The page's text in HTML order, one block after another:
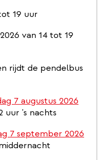
19 uur
van 14 tot 19
rijdt de pendelbus
7 augustus 2026
uur 's nachts
7 september 2026